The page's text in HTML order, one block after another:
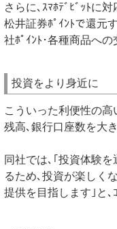
さらに､ｽﾏﾎﾃﾞﾋﾞｯﾄに
松井証券ﾎﾟｲﾝﾄで還元
社ﾎﾟｲﾝﾄ･各種商品へ
投資をより身近に
こういった利便性の高
残高､銀行口座数を大
同社では､｢投資体験
るため､投資が楽しく
提供を目指します｣と､